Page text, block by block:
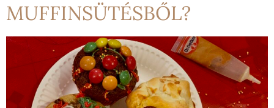
MUFFINSÜTÉSBŐL?